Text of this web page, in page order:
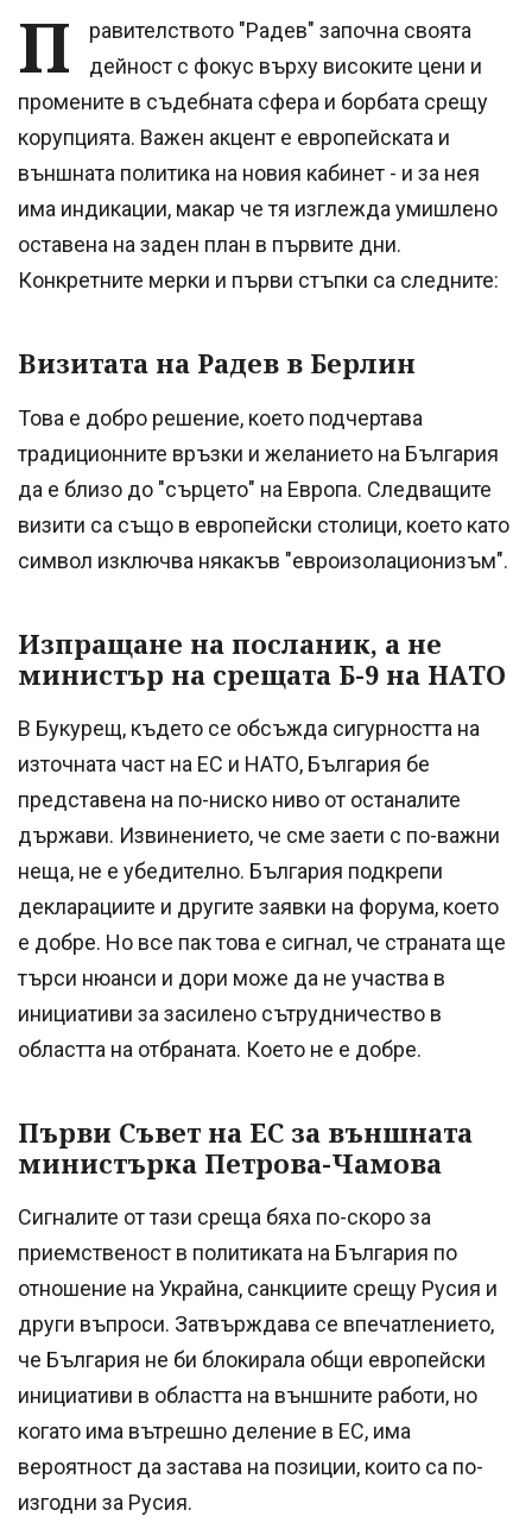
П
равителството "Радев" започна своята
дейност с фокус върху високите цени и
промените в съдебната сфера и борбата срещу
корупцията. Важен акцент е европейската и
външната политика на новия кабинет - и за нея
има индикации, макар че тя изглежда умишлено
оставена на заден план в първите дни.
Конкретните мерки и първи стъпки са следните:
Визитата на Радев в Берлин
Това е добро решение, което подчертава
традиционните връзки и желанието на България
да е близо до "сърцето" на Европа. Следващите
визити са също в европейски столици, което като
символ изключва някакъв "евроизолационизъм".
Изпращане на посланик, а не
министър на срещата Б-9 на НАТО
В Букурещ, където се обсъжда сигурността на
източната част на ЕС и НАТО, България бе
представена на по-ниско ниво от останалите
държави. Извинението, че сме заети с по-важни
неща, не е убедително. България подкрепи
декларациите и другите заявки на форума, което
е добре. Но все пак това е сигнал, че страната ще
търси нюанси и дори може да не участва в
инициативи за засилено сътрудничество в
областта на отбраната. Което не е добре.
Първи Съвет на ЕС за външната
министърка Петрова-Чамова
Сигналите от тази среща бяха по-скоро за
приемственост в политиката на България по
отношение на Украйна, санкциите срещу Русия и
други въпроси. Затвърждава се впечатлението,
че България не би блокирала общи европейски
инициативи в областта на външните работи, но
когато има вътрешно деление в ЕС, има
вероятност да застава на позиции, които са по-
изгодни за Русия.